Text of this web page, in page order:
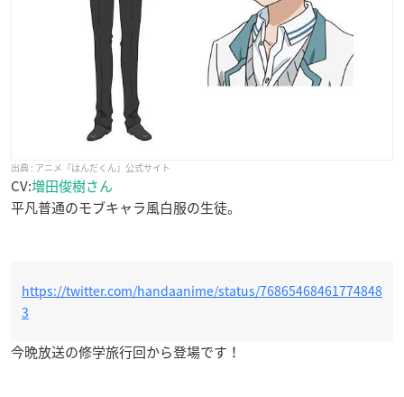
アニメ『はんだくん』公式サイト
CV:増田俊樹さん
平凡普通のモブキャラ風白服の生徒。
https://twitter.com/handaanime/status/76865468461774848
3
今晩放送の修学旅行回から登場です！